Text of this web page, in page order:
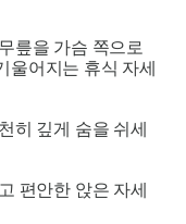
릎을 가슴 쪽으로
울어지는 휴식 자세
히 깊게 숨을 쉬세
편안한 앉은 자세